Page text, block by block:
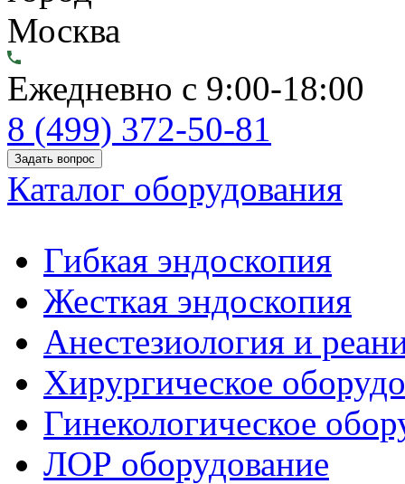
Москва
Ежедневно с 9:00-18:00
8 (499) 372-50-81
Задать вопрос
Каталог оборудования
Гибкая эндоскопия
Жесткая эндоскопия
Анестезиология и
Хирургическое
Гинекологическое
ЛОР оборудование